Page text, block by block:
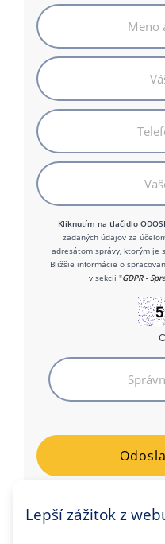
Kliknutím na tlačidlo
zadaných údajov za
adresátom správy, ktorým je
Bližšie informácie o
v sekcii "GDPR -
Lepší zážitok z